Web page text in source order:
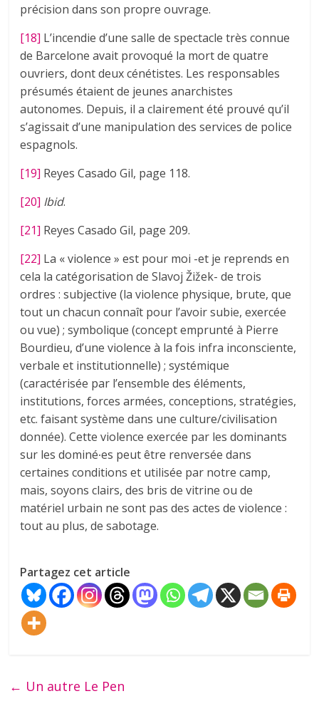
précision dans son propre ouvrage.
[18] L’incendie d’une salle de spectacle très connue
de Barcelone avait provoqué la mort de quatre
ouvriers, dont deux cénétistes. Les responsables
présumés étaient de jeunes anarchistes
autonomes. Depuis, il a clairement été prouvé qu’il
s’agissait d’une manipulation des services de police
espagnols.
[19] Reyes Casado Gil, page 118.
[20] Ibid.
[21] Reyes Casado Gil, page 209.
[22] La « violence » est pour moi -et je reprends en
cela la catégorisation de Slavoj Žižek- de trois
ordres : subjective (la violence physique, brute, que
tout un chacun connaît pour l’avoir subie, exercée
ou vue) ; symbolique (concept emprunté à Pierre
Bourdieu, d’une violence à la fois infra inconsciente,
verbale et institutionnelle) ; systémique
(caractérisée par l’ensemble des éléments,
institutions, forces armées, conceptions, stratégies,
etc. faisant système dans une culture/civilisation
donnée). Cette violence exercée par les dominants
sur les dominé∙es peut être renversée dans
certaines conditions et utilisée par notre camp,
mais, soyons clairs, des bris de vitrine ou de
matériel urbain ne sont pas des actes de violence :
tout au plus, de sabotage.
Partagez cet article
← Un autre Le Pen